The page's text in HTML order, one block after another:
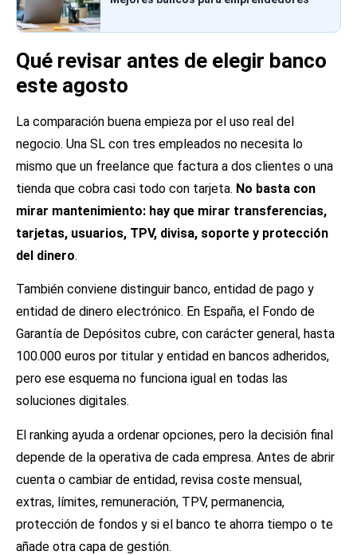
Qué revisar antes de elegir banco
este agosto
La comparación buena empieza por el uso real del
negocio. Una SL con tres empleados no necesita lo
mismo que un freelance que factura a dos clientes o una
tienda que cobra casi todo con tarjeta. No basta con
mirar mantenimiento: hay que mirar transferencias,
tarjetas, usuarios, TPV, divisa, soporte y protección
del dinero.
También conviene distinguir banco, entidad de pago y
entidad de dinero electrónico. En España, el Fondo de
Garantía de Depósitos cubre, con carácter general, hasta
100.000 euros por titular y entidad en bancos adheridos,
pero ese esquema no funciona igual en todas las
soluciones digitales.
El ranking ayuda a ordenar opciones, pero la decisión final
depende de la operativa de cada empresa. Antes de abrir
cuenta o cambiar de entidad, revisa coste mensual,
extras, límites, remuneración, TPV, permanencia,
protección de fondos y si el banco te ahorra tiempo o te
añade otra capa de gestión.